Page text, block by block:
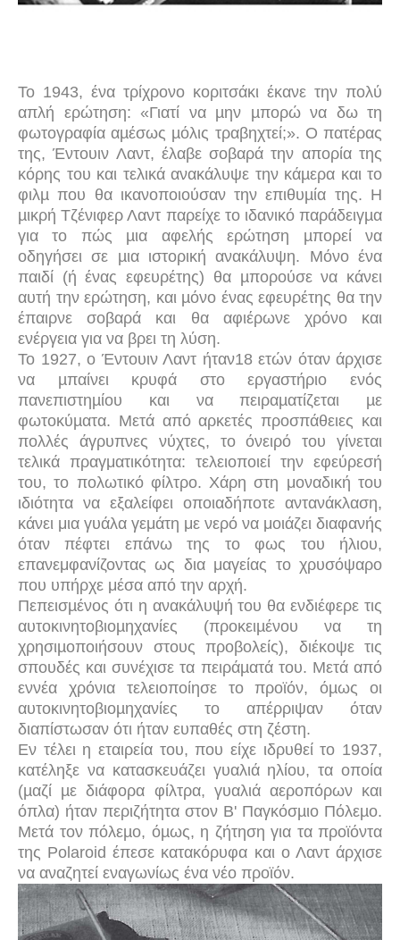
Το 1943, ένα τρίχρονο κοριτσάκι έκανε την πολύ
απλή ερώτηση: «Γιατί να µην µπορώ να δω τη
φωτογραφία αµέσως µόλις τραβηχτεί;». Ο πατέρας
της, Έντουιν Λαντ, έλαβε σοβαρά την απορία της
κόρης του και τελικά ανακάλυψε την κάµερα και το
φιλµ που θα ικανοποιούσαν την επιθυµία της. Η
µικρή Τζένιφερ Λαντ παρείχε το ιδανικό παράδειγµα
για το πώς µια αφελής ερώτηση µπορεί να
οδηγήσει σε µια ιστορική ανακάλυψη. Μόνο ένα
παιδί (ή ένας εφευρέτης) θα µπορούσε να κάνει
αυτή την ερώτηση, και µόνο ένας εφευρέτης θα την
έπαιρνε σοβαρά και θα αφιέρωνε χρόνο και
ενέργεια για να βρει τη λύση.
Το 1927, ο Έντουιν Λαντ ήταν18 ετών όταν άρχισε
να µπαίνει κρυφά στο εργαστήριο ενός
πανεπιστηµίου και να πειραµατίζεται µε
φωτοκύµατα. Μετά από αρκετές προσπάθειες και
πολλές άγρυπνες νύχτες, το όνειρό του γίνεται
τελικά πραγματικότητα: τελειοποιεί την εφεύρεσή
του, το πολωτικό φίλτρο. Χάρη στη μοναδική του
ιδιότητα να εξαλείφει οποιαδήποτε αντανάκλαση,
κάνει μια γυάλα γεμάτη με νερό να μοιάζει διαφανής
όταν πέφτει επάνω της το φως του ήλιου,
επανεμφανίζοντας ως δια μαγείας το χρυσόψαρο
που υπήρχε μέσα από την αρχή.
Πεπεισµένος ότι η ανακάλυψή του θα ενδιέφερε τις
αυτοκινητοβιοµηχανίες (προκειµένου να τη
χρησιµοποιήσουν στους προβολείς), διέκοψε τις
σπουδές και συνέχισε τα πειράµατά του. Μετά από
εννέα χρόνια τελειοποίησε το προϊόν, όµως οι
αυτοκινητοβιοµηχανίες το απέρριψαν όταν
διαπίστωσαν ότι ήταν ευπαθές στη ζέστη.
Εν τέλει η εταιρεία του, που είχε ιδρυθεί το 1937,
κατέληξε να κατασκευάζει γυαλιά ηλίου, τα οποία
(µαζί µε διάφορα φίλτρα, γυαλιά αεροπόρων και
όπλα) ήταν περιζήτητα στον Β' Παγκόσµιο Πόλεµο.
Μετά τον πόλεµο, όµως, η ζήτηση για τα προϊόντα
της Polaroid έπεσε κατακόρυφα και ο Λαντ άρχισε
να αναζητεί εναγωνίως ένα νέο προϊόν.